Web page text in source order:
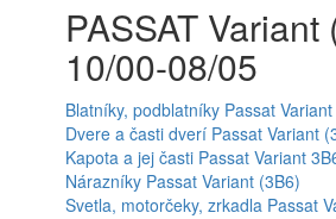
PASSAT Variant
10/00-08/05
Blatníky, podblatníky Passat
Dvere a časti dverí Passat Variant
Kapota a jej časti Passat Variant
Nárazníky Passat Variant (3B6)
Svetla, motorčeky, zrkadla Passat